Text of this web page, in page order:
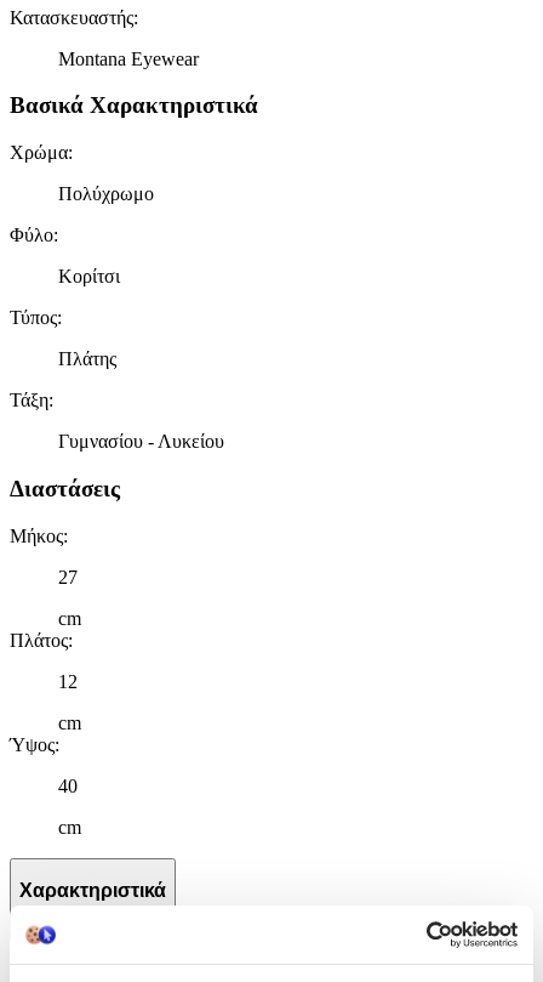
Κατασκευαστής:
Montana Eyewear
Βασικά Χαρακτηριστικά
Χρώμα:
Πολύχρωμο
Φύλο:
Κορίτσι
Τύπος:
Πλάτης
Τάξη:
Γυμνασίου - Λυκείου
Διαστάσεις
Μήκος:
27
cm
Πλάτος:
12
cm
Ύψος:
40
cm
Χαρακτηριστικά